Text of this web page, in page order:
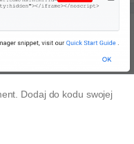
Dodaj do kodu swojej